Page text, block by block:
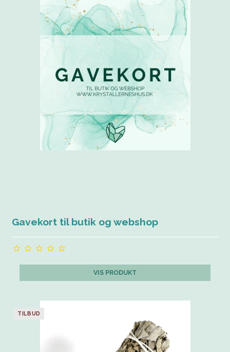
Gavekort til butik og webshop
VIS PRODUKT
TILBUD